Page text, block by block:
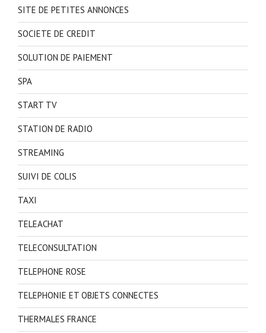
SITE DE PETITES ANNONCES
SOCIETE DE CREDIT
SOLUTION DE PAIEMENT
SPA
START TV
STATION DE RADIO
STREAMING
SUIVI DE COLIS
TAXI
TELEACHAT
TELECONSULTATION
TELEPHONE ROSE
TELEPHONIE ET OBJETS CONNECTES
THERMALES FRANCE